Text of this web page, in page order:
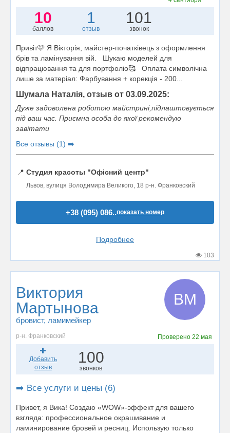
10
баллов
1
отзыв
101
звонок
Привіт🩷 Я Вікторія, майстер-початківець з оформлення
брів та ламінування вій. Шукаю моделей для
відпрацювання та для портфоліо🥰 Оплата символічна
лише за матеріал: Фарбування + корекція - 200...
Шумала Наталія, отзыв от 03.09.2025:
Дуже задоволена роботою майстрині,підлаштовується
під ваш час. Приємна особа до якої рекомендую
завітати
Все отзывы (1) ➡️
📍 Студия красоты "Офісний центр"
Львов, вулиця Володимира Великого, 18 р-н. Франковский
+38 (095) 086..показать номер
Подробнее
103
Виктория
Мартынова
бровист, ламимейкер
ВМ
р-н. Франковский Проверено22 мая
Добавить
отзыв
100
звонков
➡️ Все услуги и цены (6)
Привет, я Вика! Создаю «WOW»-эффект для вашего
взгляда: профессиональное окрашивание и
ламинирование бровей и ресниц. Использую только